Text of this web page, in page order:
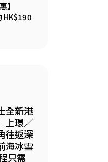
】
HK$190
全新港
上環／
往返深
海冰雪
只需